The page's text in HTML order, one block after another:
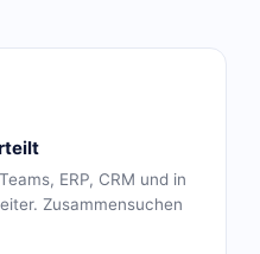
ERP, CRM und in
Zusammensuchen